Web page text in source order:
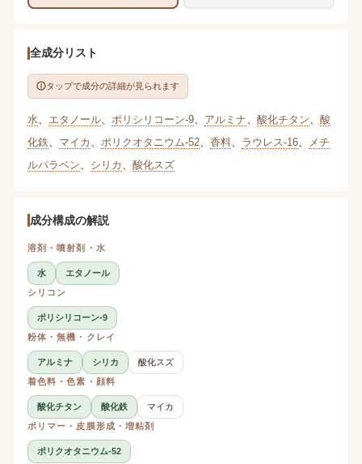
全成分リスト
タップで成分の詳細が見られます
水 エタノール、 ポリシリコーン-9、 アルミナ 酸化チタン
酸
化鉄
マイカ ポリクオタニウム-52、 香料、 ラウレス-16、
メチ
ルパラベン
シリカ 酸化スズ
成分構成の解説
溶剤・噴射剤・水
水
エタノール
シリコン
ポリシリコーン-9
粉体・無機・クレイ
アルミナ シリカ
酸化スズ
着色料・色素・顔料
酸化チタン 酸化鉄
マイカ
ポリマー・皮膜形成・増粘剤
ポリクオタニウム-52